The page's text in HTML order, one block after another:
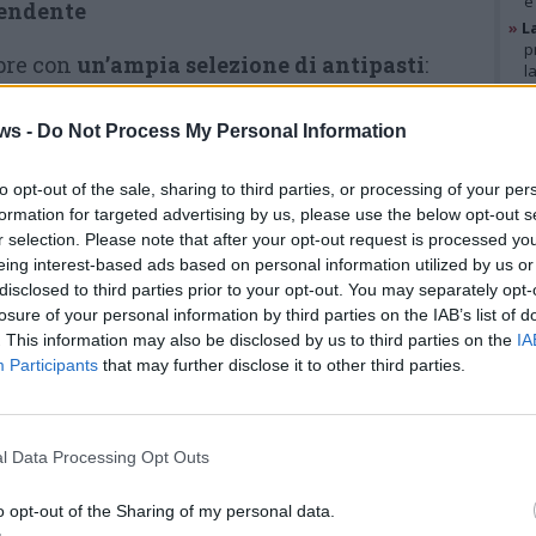
- Do Not Process My Personal Information
opt-out of the sale, sharing to third parties, or processing of your
for targeted advertising by us, please use the below opt-out
selection. Please note that after your opt-out request is processed
interest-based ads based on personal information utilized by us
to third parties prior to your opt-out. You may separately
of your personal information by third parties on the IAB’s list of
This information may also be disclosed by us to third parties on the
Participants that may further disclose it to other third parties.
Data Processing Opt Outs
opt-out of the Sharing of my personal data.
con un’ampia selezione di antipasti:
patate e fonduta di Montasio con
porcini e polenta fritta con lardo e miele,
con capperi croccanti e un’insalata
mancano sfiziosità come le polpettine di
salsa verde.
Tra i primi piatti, spiccano la
lasagna alla bolognese e i
casoncelli con sugo d’arrosto e
»